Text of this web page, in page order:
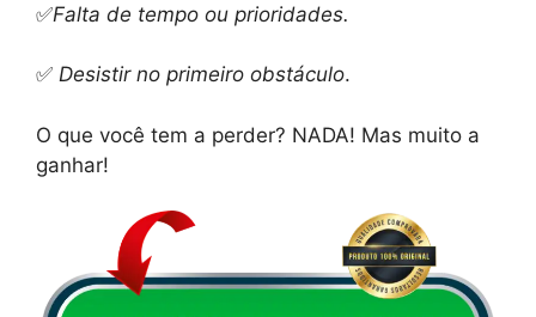
✅Falta de tempo ou prioridades.
✅ Desistir no primeiro obstáculo.
O que você tem a perder? NADA! Mas muito a
ganhar!